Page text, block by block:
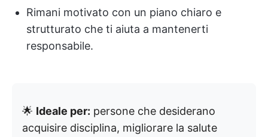
Rimani motivato con un piano chiaro e
strutturato che ti aiuta a mantenerti
responsabile.
🌟 Ideale per: persone che desiderano
acquisire disciplina, migliorare la salute